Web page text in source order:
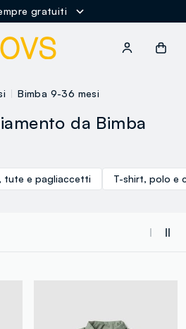
oltre i 60€
Bimba 9-36 mesi
da Bimba
tute e pagliaccetti T-shirt, polo e